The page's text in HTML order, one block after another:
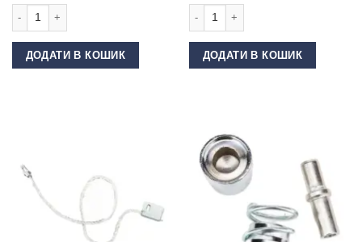
ДОДАТИ В КОШИК ДОДАТИ В КОШИК